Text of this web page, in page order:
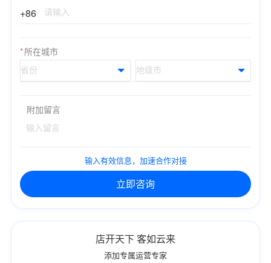
+86
*所在城市
附加留言
输入有效信息，加速合作对接
立即咨询
店开天下 客如云来
添加专属运营专家